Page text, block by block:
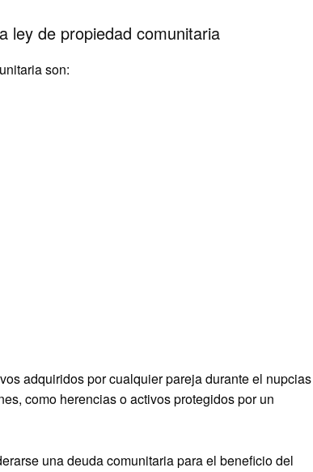
ley de propiedad comunitaria
son:
adquiridos por cualquier pareja durante el nupcias
como herencias o activos protegidos por un
una deuda comunitaria para el beneficio del